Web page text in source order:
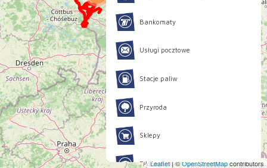
Leaflet|©OpenStreetMapcontributors
Bankomaty
Usługi pocztowe
Stacje paliw
Przyroda
Sklepy
Edukacja